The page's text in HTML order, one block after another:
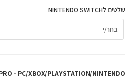
שלטים לNINTENDO SWITCH
PRO - PC/XBOX/PLAYSTATION/NINTENDO